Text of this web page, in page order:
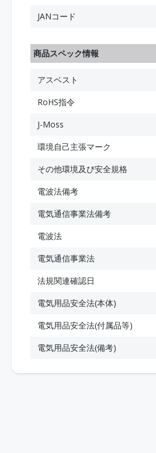
JANコード
商品スペック情報
アスベスト
RoHS指令
J-Moss
環境自己主張マーク
その他環境及び安全規格
電波法備考
電気通信事業法備考
電波法
電気通信事業法
法規関連確認日
電気用品安全法(本体)
電気用品安全法(付属品等)
電気用品安全法(備考)